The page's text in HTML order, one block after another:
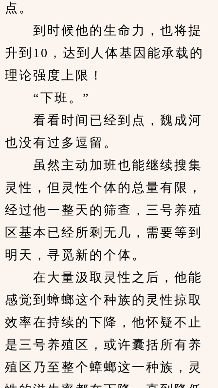
点。
到时候他的生命力，也将提
升到10，达到人体基因能承载的
理论强度上限！
“下班。”
看看时间已经到点，魏成河
也没有过多逗留。
虽然主动加班也能继续搜集
灵性，但灵性个体的总量有限，
经过他一整天的筛查，三号养殖
区基本已经所剩无几，需要等到
明天，寻觅新的个体。
在大量汲取灵性之后，他能
感觉到蟑螂这个种族的灵性掠取
效率在持续的下降，他怀疑不止
是三号养殖区，或许囊括所有养
殖区乃至整个蟑螂这一种族，灵